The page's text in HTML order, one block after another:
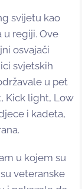
svijetu kao
regiji. Ove
osvajači
svjetskih
u pet
Kick light, Low
i kadeta,
u kojem su
veteranske